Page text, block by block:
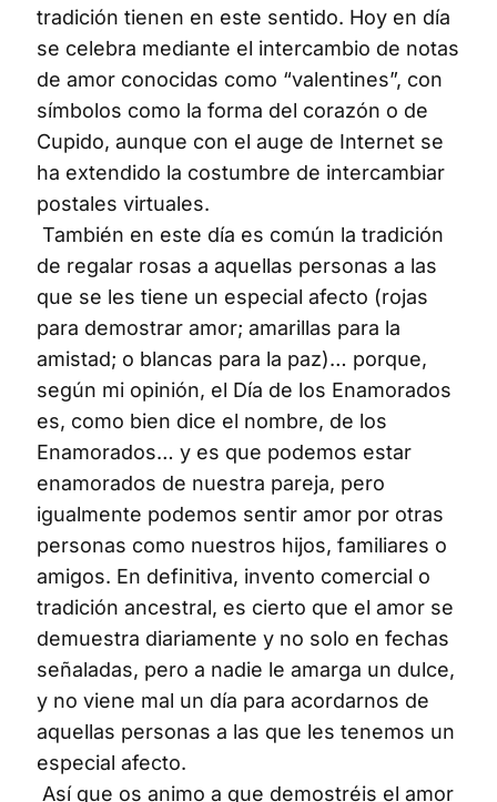
tradición tienen en este sentido. Hoy en día
se celebra mediante el intercambio de notas
de amor conocidas como “valentines”, con
símbolos como la forma del corazón o de
Cupido, aunque con el auge de Internet se
ha extendido la costumbre de intercambiar
postales virtuales.
También en este día es común la tradición
de regalar rosas a aquellas personas a las
que se les tiene un especial afecto (rojas
para demostrar amor; amarillas para la
amistad; o blancas para la paz)… porque,
según mi opinión, el Día de los Enamorados
es, como bien dice el nombre, de los
Enamorados… y es que podemos estar
enamorados de nuestra pareja, pero
igualmente podemos sentir amor por otras
personas como nuestros hijos, familiares o
amigos. En definitiva, invento comercial o
tradición ancestral, es cierto que el amor se
demuestra diariamente y no solo en fechas
señaladas, pero a nadie le amarga un dulce,
y no viene mal un día para acordarnos de
aquellas personas a las que les tenemos un
especial afecto.
Así que os animo a que demostréis el amor